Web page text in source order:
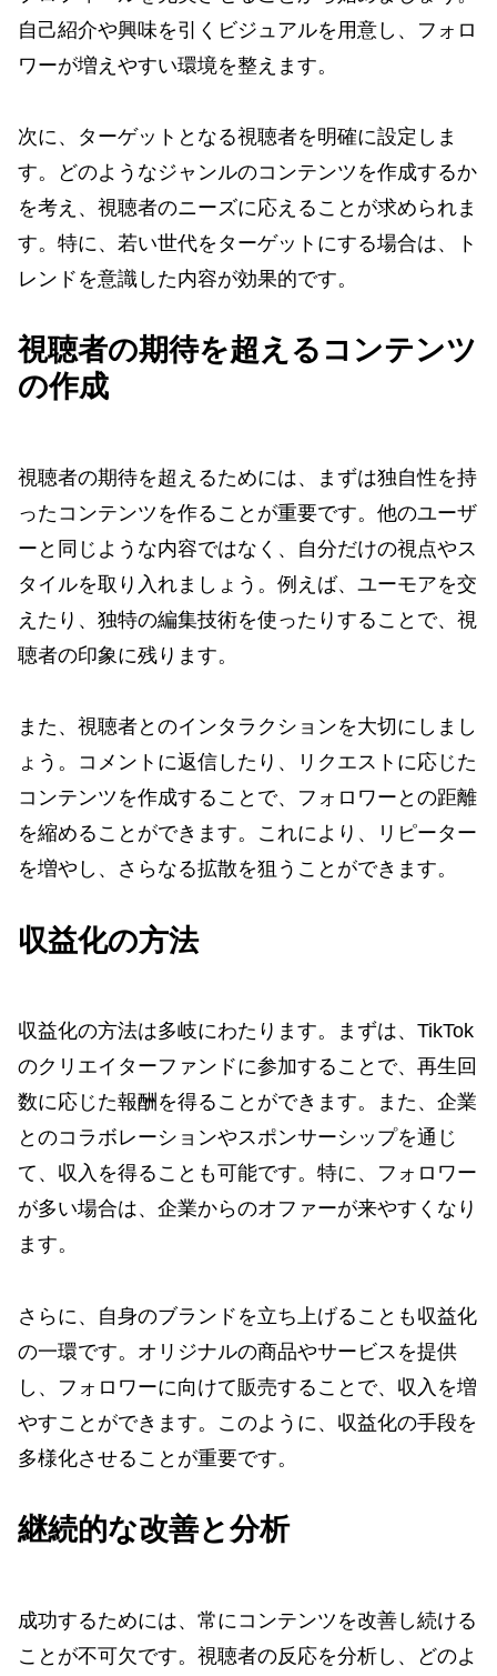
自己紹介や興味を引くビジュアルを用意し、フォロ
ワーが増えやすい環境を整えます。
次に、ターゲットとなる視聴者を明確に設定しま
す。どのようなジャンルのコンテンツを作成するか
を考え、視聴者のニーズに応えることが求められま
す。特に、若い世代をターゲットにする場合は、ト
レンドを意識した内容が効果的です。
視聴者の期待を超えるコンテンツ
の作成
視聴者の期待を超えるためには、まずは独自性を持
ったコンテンツを作ることが重要です。他のユーザ
ーと同じような内容ではなく、自分だけの視点やス
タイルを取り入れましょう。例えば、ユーモアを交
えたり、独特の編集技術を使ったりすることで、視
聴者の印象に残ります。
また、視聴者とのインタラクションを大切にしまし
ょう。コメントに返信したり、リクエストに応じた
コンテンツを作成することで、フォロワーとの距離
を縮めることができます。これにより、リピーター
を増やし、さらなる拡散を狙うことができます。
収益化の方法
収益化の方法は多岐にわたります。まずは、TikTok
のクリエイターファンドに参加することで、再生回
数に応じた報酬を得ることができます。また、企業
とのコラボレーションやスポンサーシップを通じ
て、収入を得ることも可能です。特に、フォロワー
が多い場合は、企業からのオファーが来やすくなり
ます。
さらに、自身のブランドを立ち上げることも収益化
の一環です。オリジナルの商品やサービスを提供
し、フォロワーに向けて販売することで、収入を増
やすことができます。このように、収益化の手段を
多様化させることが重要です。
継続的な改善と分析
成功するためには、常にコンテンツを改善し続ける
ことが不可欠です。視聴者の反応を分析し、どのよ